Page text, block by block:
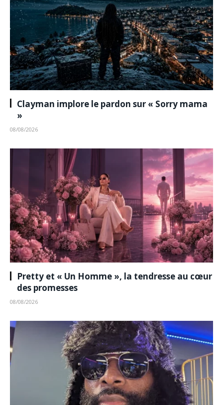
Clayman implore le pardon sur « Sorry mama
»
08/08/2026
Pretty et « Un Homme », la tendresse au cœur
des promesses
08/08/2026